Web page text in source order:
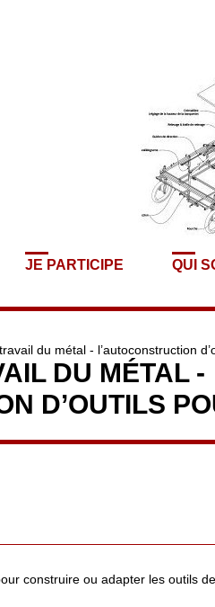
JE PARTICIPE QUI
du métal - l’autoconstruction
DU MÉTAL -
D’OUTILS
construire ou adapter les outils